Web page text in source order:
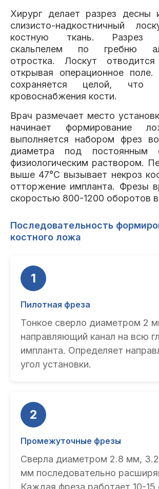
Хирург делает разрез десны
слизисто-надкостничный
костную ткань. Разрез
скальпелем по гребню
отростка. Лоскут
открывая операционное поле.
сохраняется целой, что
кровоснабжения кости.
Врач размечает место
начинает формирование
выполняется набором фрез
диаметра под постоянным
физиологическим раствором.
выше 47°C вызывает некроз
отторжение импланта. Фрезы
скоростью 800-1200 оборотов
Последовательность
костного ложа
1
Пилотная фреза
Тонкое сверло диаметром 2
направляющий канал на всю
импланта. Определяет
угол установки.
2
Промежуточные фрезы
Сверла диаметром 2.8 мм,
мм последовательно
Каждая фреза работает 10-15